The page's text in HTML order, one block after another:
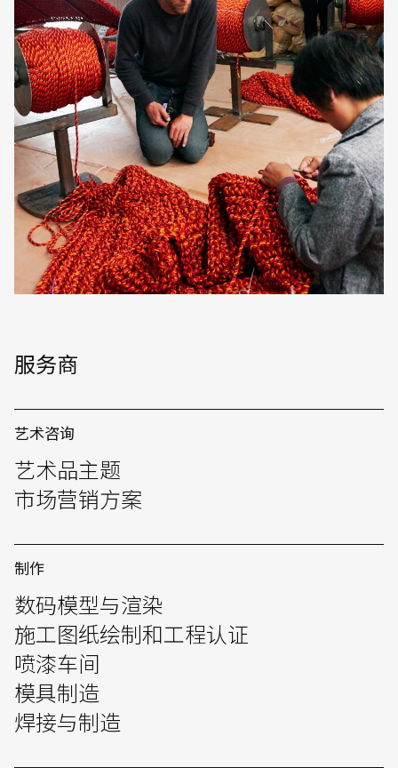
English 中文
服务商
艺术咨询
艺术品主题
市场营销方案
制作
数码模型与渲染
施工图纸绘制和工程认证
喷漆车间
模具制造
焊接与制造